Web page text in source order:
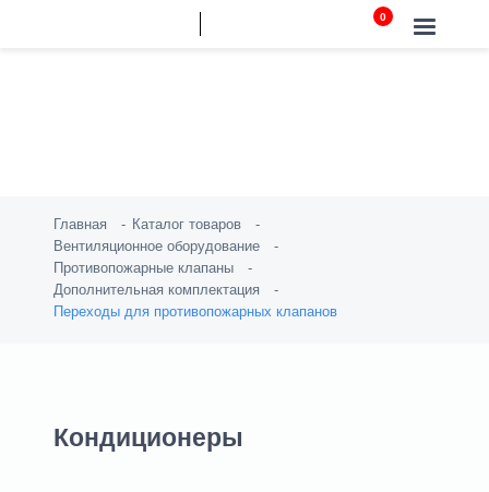
Главная
Каталог товаров
Вентиляционное оборудование
Противопожарные клапаны
Дополнительная комплектация
Переходы для противопожарных клапанов
Кондиционеры